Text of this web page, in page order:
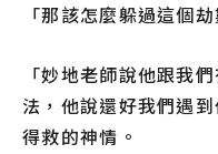
「那該怎麼躲過這個
「妙地老師說他跟我
法，他說還好我們遇
得救的神情。